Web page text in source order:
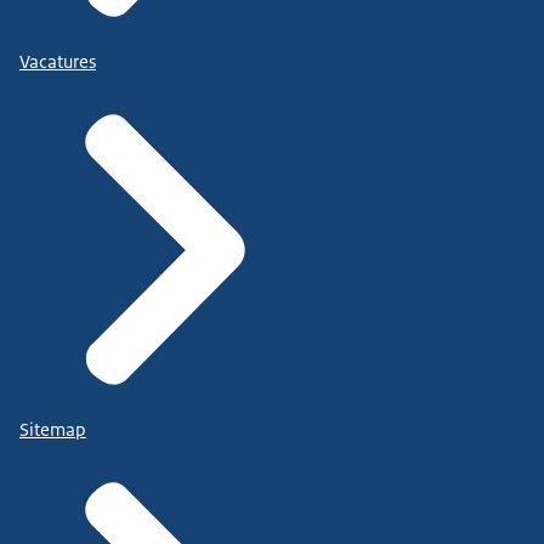
Vacatures
Sitemap